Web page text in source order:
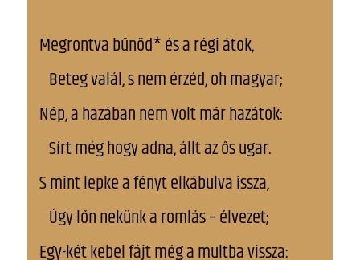
Megrontva bűnöd* és a régi átok,
Beteg valál, s nem érzéd, oh magyar;
Nép, a hazában nem volt már hazátok:
Sírt még hogy adna, állt az ős ugar.
S mint lepke a fényt elkábulva issza,
Úgy lőn nekünk a romlás – élvezet;
Egy-két kebel fájt még a multba vissza: